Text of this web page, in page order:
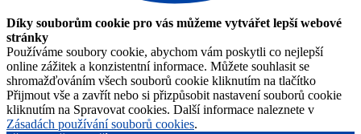
Díky souborům cookie pro vás můžeme vytvářet lepší webové
stránky
Používáme soubory cookie, abychom vám poskytli co nejlepší
online zážitek a konzistentní informace. Můžete souhlasit se
shromažďováním všech souborů cookie kliknutím na tlačítko
Přijmout vše a zavřít nebo si přizpůsobit nastavení souborů cookie
kliknutím na Spravovat cookies. Další informace naleznete v
Zásadách používání souborů cookies.